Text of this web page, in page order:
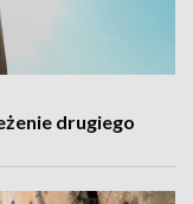
drugiego